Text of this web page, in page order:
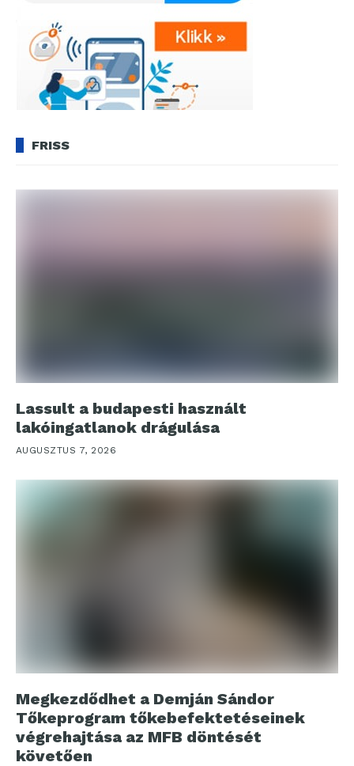
FRISS
Lassult a budapesti használt
lakóingatlanok drágulása
AUGUSZTUS 7, 2026
Megkezdődhet a Demján Sándor
Tőkeprogram tőkebefektetéseinek
végrehajtása az MFB döntését
követően